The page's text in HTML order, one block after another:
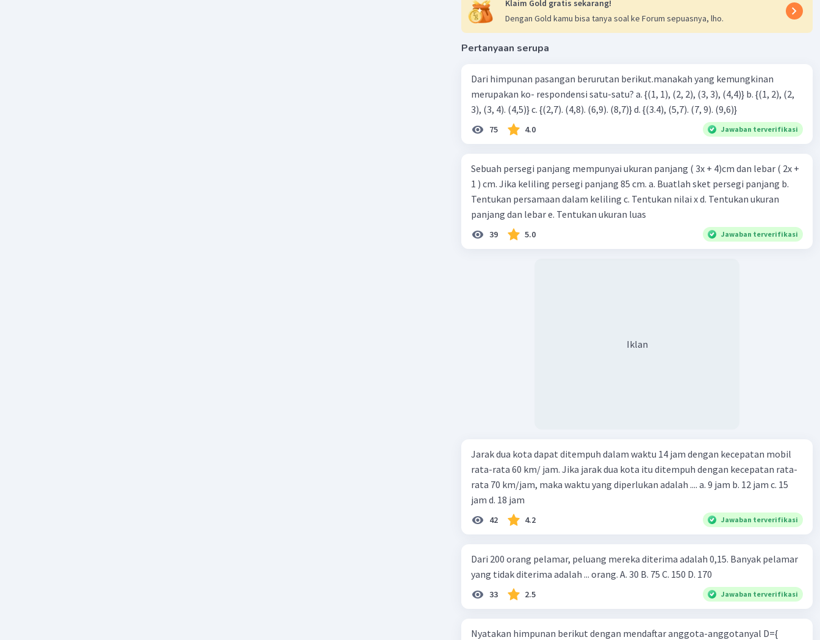
Klaim Gold gratis sekarang!
Dengan Gold kamu bisa tanya soal ke Forum sepuasnya, lho.
Pertanyaan serupa
Dari himpunan pasangan berurutan berikut.manakah yang kemungkinan
merupakan ko- respondensi satu-satu? a. {(1, 1), (2, 2), (3, 3), (4,4)} b. {(1, 2), (2,
3), (3, 4). (4,5)} c. {(2,7). (4,8). (6,9). (8,7)} d. {(3.4), (5,7). (7, 9). (9,6)}
75 4.0 Jawaban terverifikasi
Sebuah persegi panjang mempunyai ukuran panjang ( 3x + 4)cm dan lebar ( 2x +
1 ) cm. Jika keliling persegi panjang 85 cm. a. Buatlah sket persegi panjang b.
Tentukan persamaan dalam keliling c. Tentukan nilai x d. Tentukan ukuran
panjang dan lebar e. Tentukan ukuran luas
39 5.0 Jawaban terverifikasi
Iklan
Jarak dua kota dapat ditempuh dalam waktu 14 jam dengan kecepatan mobil
rata-rata 60 km/ jam. Jika jarak dua kota itu ditempuh dengan kecepatan rata-
rata 70 km/jam, maka waktu yang diperlukan adalah .... a. 9 jam b. 12 jam c. 15
jam d. 18 jam
42 4.2 Jawaban terverifikasi
Dari 200 orang pelamar, peluang mereka diterima adalah 0,15. Banyak pelamar
yang tidak diterima adalah ... orang. A. 30 B. 75 C. 150 D. 170
33 2.5 Jawaban terverifikasi
Nyatakan himpunan berikut dengan mendaftar anggota-anggotanyal D={